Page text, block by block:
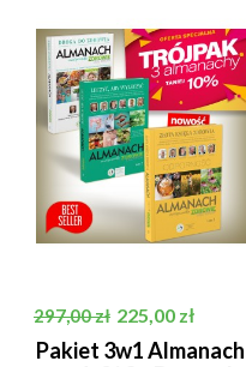
Cena podstawowa
297,00 zł Cena
225,00 zł
Pakiet 3w1 Almanach